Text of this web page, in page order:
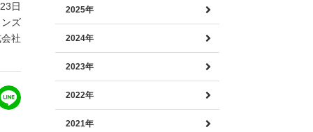
日
ズ
社
2025年
2024年
2023年
2022年
2021年